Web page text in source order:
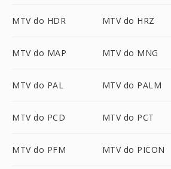
MTV do HDR MTV do HRZ
MTV do MAP MTV do MNG
MTV do PAL MTV do PALM
MTV do PCD MTV do PCT
MTV do PFM MTV do PICON